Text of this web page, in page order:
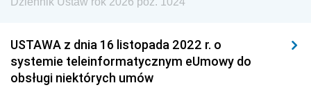
USTAWA z dnia 16 listopada 2022 r. o
systemie teleinformatycznym eUmowy do
obsługi niektórych umów